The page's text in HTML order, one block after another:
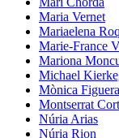
Maria Vernet
Mariaelena
Marie-France
Mariona
Michael
Mònica
Montserrat
Núria Arias
Núria Rion